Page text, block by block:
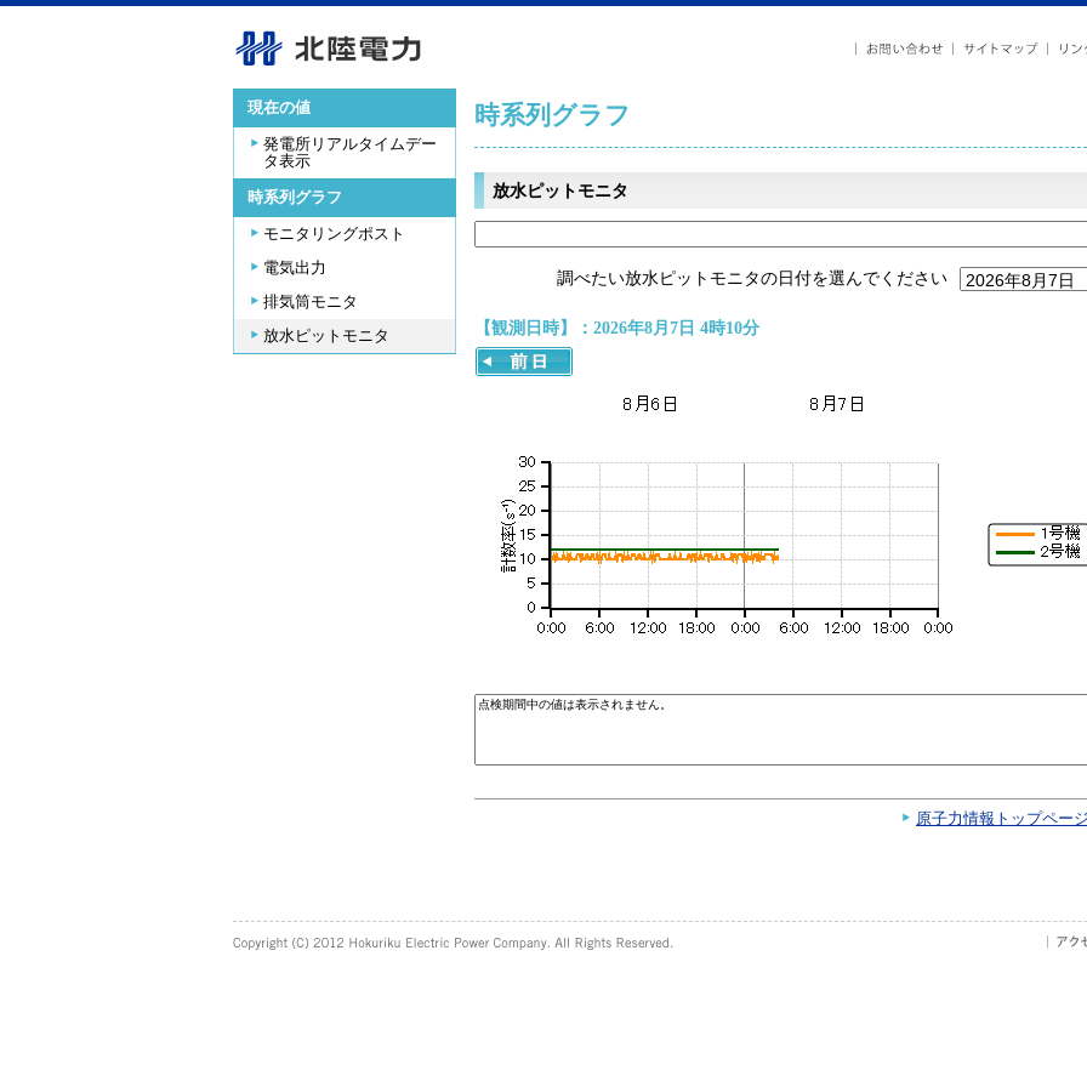
現在の値
発電所リアルタイムデー
タ表示
時系列グラフ
モニタリングポスト
電気出力
排気筒モニタ
放水ピットモニタ
時系列グラフ
放水ピットモニタ
調べたい放水ピットモニタの日付を選んでください
【観測日時】：2026年8月7日 4時10分
原子力情報トップペー